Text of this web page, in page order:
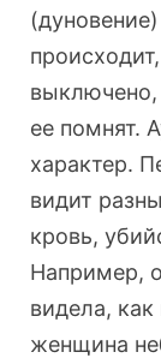
ее помнят.
характер.
видит
кровь,
Например,
видела, как
женщина